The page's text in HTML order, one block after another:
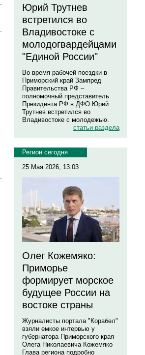
Юрий Трутнев
встретился во
Владивостоке с
молодогвардейцами
"Единой России"
Во время рабочей поездки в
Приморский край Зампред
Правительства РФ –
полномочный представитель
Президента РФ в ДФО Юрий
Трутнев встретился во
Владивостоке с молодежью.
статьи раздела
Регион сегодня
25 Мая 2026, 13:03
Олег Кожемяко:
Приморье
формирует морское
будущее России на
востоке страны
Журналисты портала "Корабел"
взяли емкое интервью у
губернатора Приморского края
Олега Николаевича Кожемяко
Глава региона подробно